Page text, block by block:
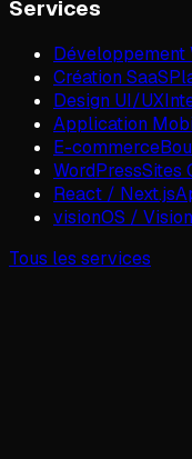
Services
Développement
Création SaaS
Design UI/UX
Application
E-commerce
WordPressSites
React / Next.js
visionOS /
Tous les services